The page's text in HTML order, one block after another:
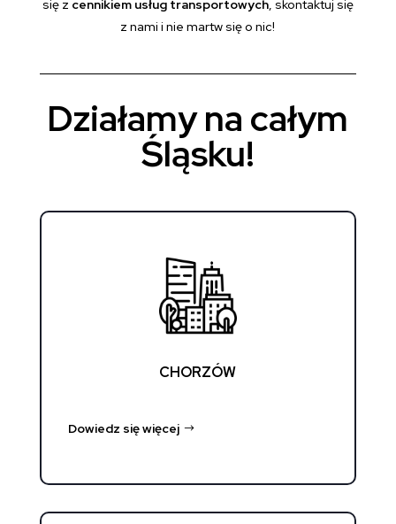
się z cennikiem usług transportowych, skontaktuj się
z nami i nie martw się o nic!
Działamy na całym
Śląsku!
CHORZÓW
Dowiedz się więcej